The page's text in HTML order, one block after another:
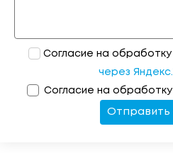
Согласие на обработку
через
Согласие на обработку
Отправить